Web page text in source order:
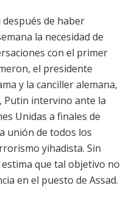
de haber
la necesidad de
con el primer
el presidente
y la canciller alemana,
Putin intervino ante la
Unidas a finales de
unión de todos los
yihadista. Sin
que tal objetivo no
en el puesto de Assad.